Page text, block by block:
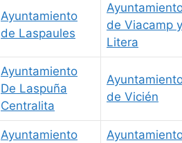
Ayuntamiento
de Laspaules
de Viacamp y
Litera
Ayuntamiento
De Laspuña
Centralita
de Vicién
Ayuntamiento